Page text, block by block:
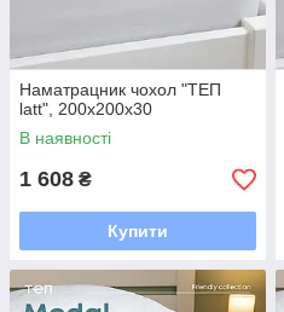
Наматрацник чохол "ТЕП
latt", 200x200x30
В наявності
1 608 ₴
Купити